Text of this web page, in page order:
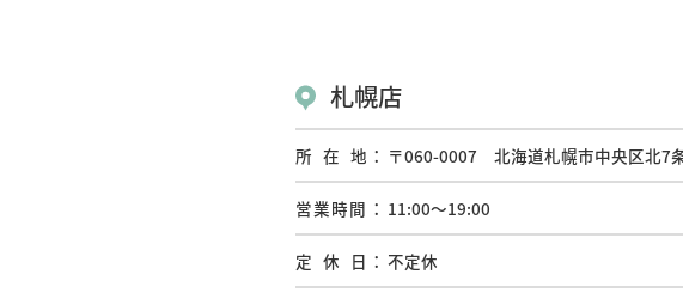
札幌店
所在地 〒060-0007 北海道札幌市中央区北7
営業時間 11:00〜19:00
定休日 不定休